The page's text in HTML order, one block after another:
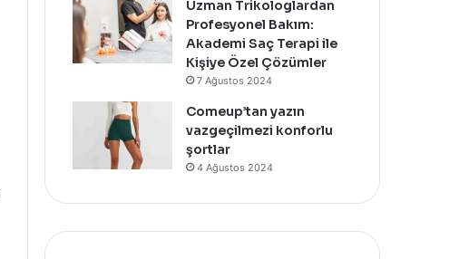
Uzman Trikologlardan
Profesyonel Bakım:
Akademi Saç Terapi ile
Kişiye Özel Çözümler
7 Ağustos 2024
Comeup’tan yazın
vazgeçilmezi konforlu
şortlar
4 Ağustos 2024